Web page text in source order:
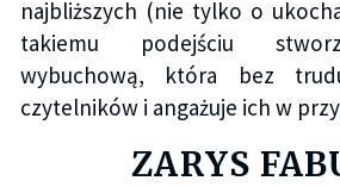
najbliższych (nie tylko o
takiemu podejściu
wybuchową, która bez
czytelników i angażuje ich w
ZARYS